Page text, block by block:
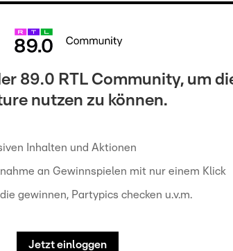
89.0 RTL Community, um
nutzen zu können.
Inhalten und Aktionen
an Gewinnspielen mit nur einem Klick
gewinnen, Partypics checken u.v.m.
Jetzt einloggen